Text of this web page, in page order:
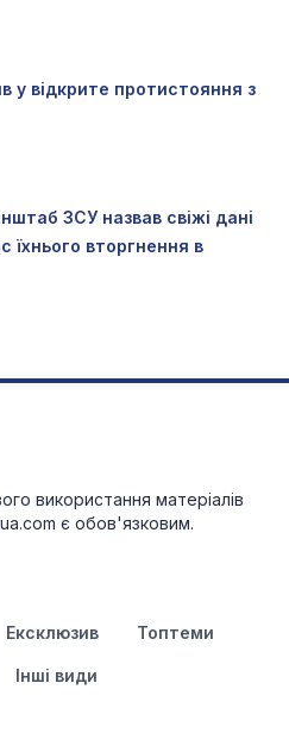
у відкрите протистояння з
ЗСУ назвав свіжі дані
їхнього вторгнення в
використання матеріалів
є обов'язковим.
Ексклюзив Топтеми
Інші види